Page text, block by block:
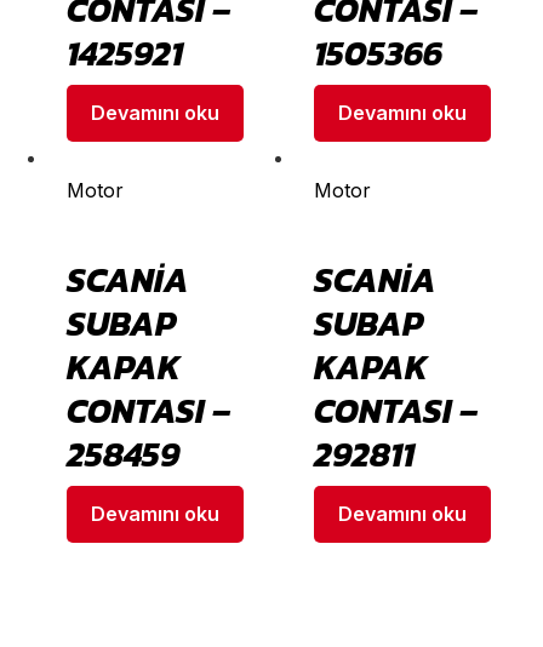
1425921
Devamını oku
1505366
Devamını oku
Motor
SCANİA
SUBAP
KAPAK
CONTASI –
258459
Devamını oku
Motor
SCANİA
SUBAP
KAPAK
CONTASI –
292811
Devamını oku